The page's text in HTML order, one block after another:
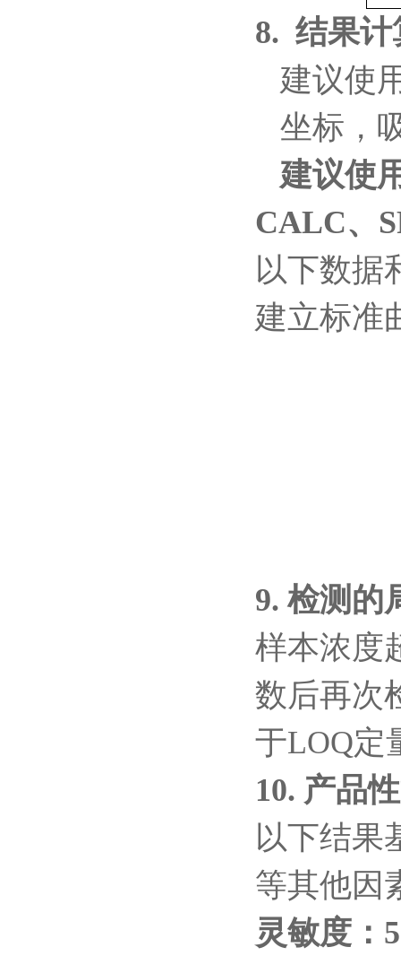
8. 结果计
建议使
坐标，
建议使
CALC、
以下数据
建立标准
9. 检测的
样本浓度
数后再次
于LOQ定
10. 产品
以下结果
等其他因
灵敏度：